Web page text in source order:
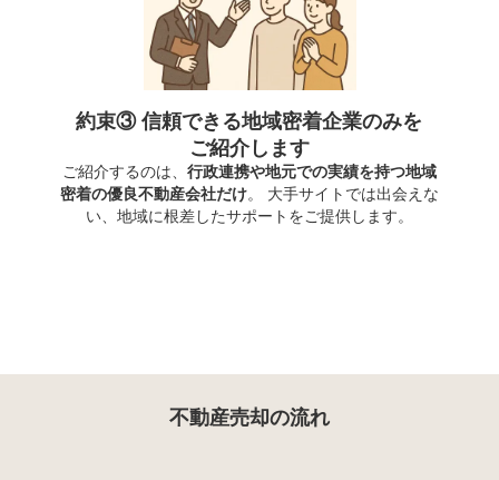
約束③ 信頼できる地域密着企業のみを
ご紹介します
ご紹介するのは、 行政連携や地元での実績を持つ地域
密着の優良不動産会社だけ。 大手サイトでは出会えな
い、地域に根差したサポートをご提供します。
不動産売却の流れ